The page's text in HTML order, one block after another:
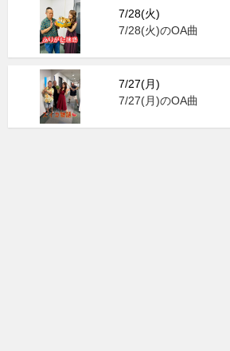
7/28(火)
7/28(火)のOA曲
7/27(月)
7/27(月)のOA曲